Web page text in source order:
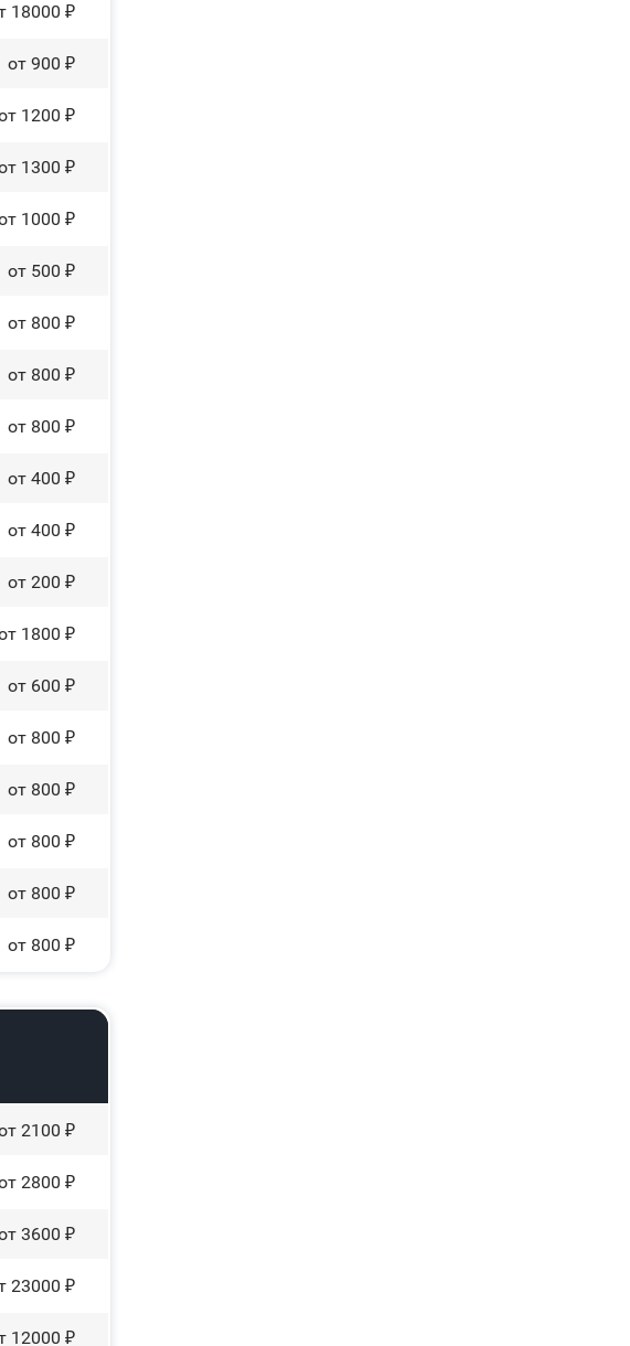
18000 ₽
от 900 ₽
1200 ₽
1300 ₽
1000 ₽
от 500 ₽
от 800 ₽
от 800 ₽
от 800 ₽
от 400 ₽
от 400 ₽
от 200 ₽
1800 ₽
от 600 ₽
от 800 ₽
от 800 ₽
от 800 ₽
от 800 ₽
от 800 ₽
2100 ₽
2800 ₽
3600 ₽
23000 ₽
12000 ₽